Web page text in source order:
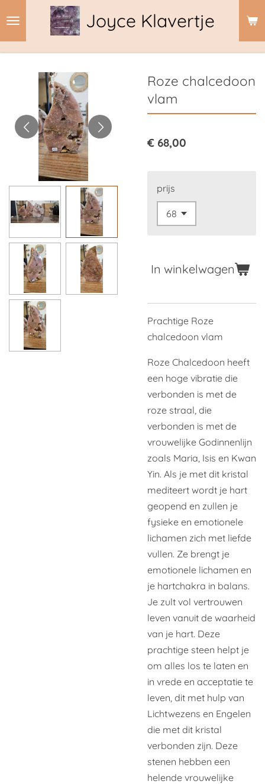
hoofdinhoud
Joyce Klavertje
Roze chalcedoon
vlam
€ 68,00
prijs
In winkelwagen
Prachtige Roze
chalcedoon vlam
Roze Chalcedoon heeft
een hoge vibratie die
verbonden is met de
roze straal, die
verbonden is met de
vrouwelijke Godinnenlijn
zoals Maria, Isis en Kwan
Yin. Als je met dit kristal
mediteert wordt je hart
geopend en zullen je
fysieke en emotionele
lichamen zich met liefde
vullen. Ze brengt je
emotionele lichamen en
je hartchakra in balans.
Je zult vol vertrouwen
leven vanuit de waarheid
van je hart. Deze
prachtige steen helpt je
om alles los te laten en
in vrede en acceptatie te
leven, dit met hulp van
Lichtwezens en Engelen
die met dit kristal
verbonden zijn. Deze
stenen hebben een
helende vrouwelijke